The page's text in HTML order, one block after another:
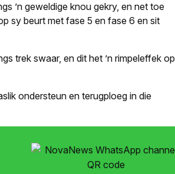
’n geweldige knou gekry, en net toe
sy beurt met fase 5 en fase 6 en sit
trek swaar, en dit het ’n rimpeleffek op
ondersteun en terugploeg in die